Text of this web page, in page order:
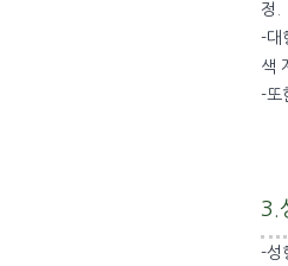
정.
-대
색
-또
3.
-성